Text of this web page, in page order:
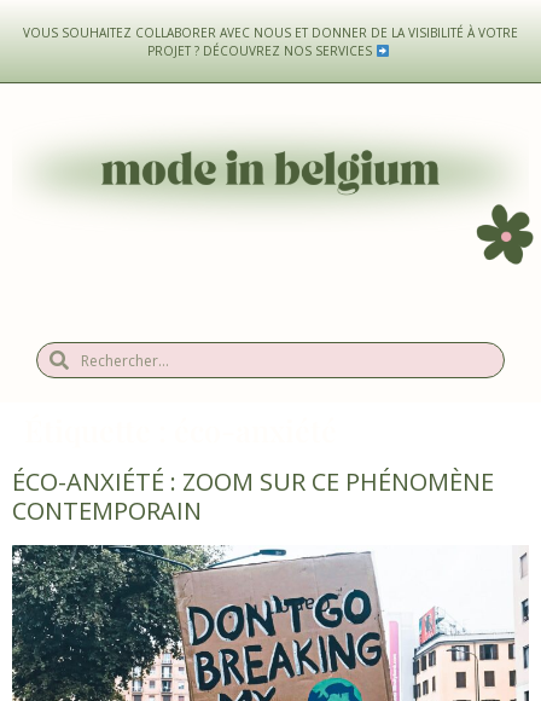
VOUS SOUHAITEZ COLLABORER AVEC NOUS ET DONNER DE LA VISIBILITÉ À VOTRE
PROJET ? DÉCOUVREZ NOS SERVICES
ÉCO-ANXIÉTÉ : ZOOM SUR CE PHÉNOMÈNE
CONTEMPORAIN